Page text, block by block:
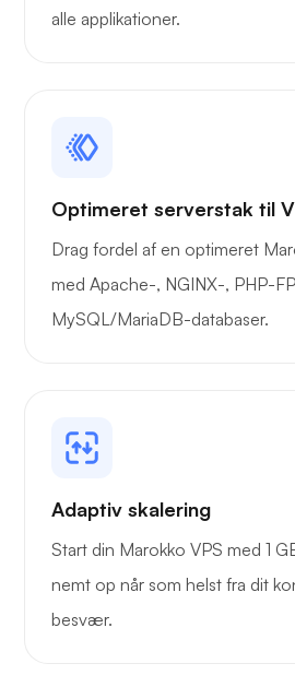
Portner
alle applikationer.
Optimeret serverstak til
Drag fordel af en optimeret
med Apache-, NGINX-, PHP-
MySQL/MariaDB-databaser.
Adaptiv skalering
Start din Marokko VPS med 1
nemt op når som helst fra dit
besvær.